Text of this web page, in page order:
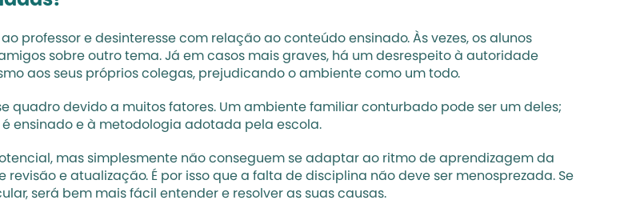
professor e desinteresse com relação ao conteúdo ensinado. Às vezes, os alunos
sobre outro tema. Já em casos mais graves, há um desrespeito à autoridade
aos seus próprios colegas, prejudicando o ambiente como um todo.
quadro devido a muitos fatores. Um ambiente familiar conturbado pode ser um deles;
ensinado e à metodologia adotada pela escola.
mas simplesmente não conseguem se adaptar ao ritmo de aprendizagem da
e atualização. É por isso que a falta de disciplina não deve ser menosprezada. Se
será bem mais fácil entender e resolver as suas causas.